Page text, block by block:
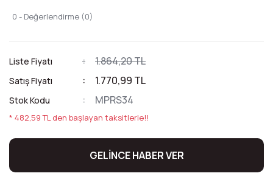
0 - Değerlendirme (0)
Liste Fiyatı 1.864,20 TL
Satış Fiyatı 1.770,99 TL
Stok Kodu MPRS34
* 482,59 TL den başlayan taksitlerle!!
GELİNCE HABER VER